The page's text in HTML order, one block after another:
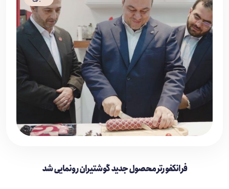
فرانکفورتر محصول جدید گوشتیران رونمایی شد